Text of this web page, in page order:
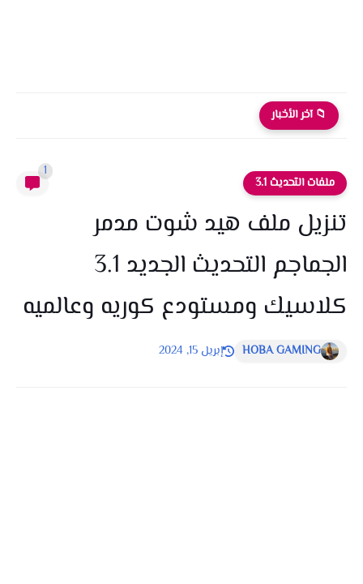
📁 آخر الأخبار
ملفات التحديث 3.1
1
تنزيل ملف هيد شوت مدمر
الجماجم التحديث الجديد 3.1
كلاسيك ومستودع كوريه وعالميه
HOBA GAMING إبريل 15, 2024